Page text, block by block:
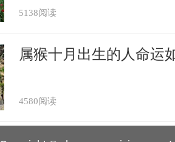
5138阅读
属猴十月出生的人命运
4580阅读